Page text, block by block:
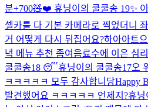
분+700🧸❤️ 휴닝이의 쿨쿨송 19✨
셀카를 다 기본 카메라로 찍었더니
거 어떻게 다시 뒤집어요?하아아트
녁 메뉴 추천 좀여음료수에 이은 심
쿨쿨송18 😴휴닝이의 쿨쿨송17오
ㅋㅋㅋㅋㅋ 모두 감사합니당Happy
발견했어요 ㅋㅋㅋㅋㅋ 언제지?휴닝